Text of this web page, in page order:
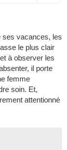
ses vacances, les
le plus clair
à observer les
il porte
femme
soin. Et,
attentionné